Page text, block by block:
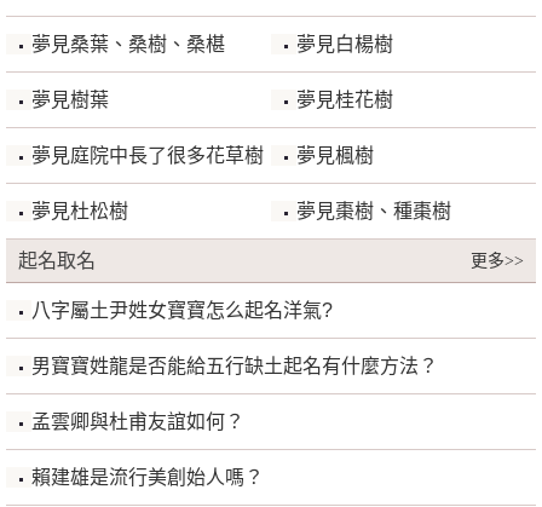
夢見桑葉、桑樹、桑椹 夢見白楊樹
夢見樹葉 夢見桂花樹
夢見庭院中長了很多花草樹
木
夢見楓樹
夢見杜松樹 夢見棗樹、種棗樹
更多>>
起名取名
八字屬土尹姓女寶寶怎么起名洋氣?
男寶寶姓龍是否能給五行缺土起名有什麼方法？
孟雲卿與杜甫友誼如何？
賴建雄是流行美創始人嗎？